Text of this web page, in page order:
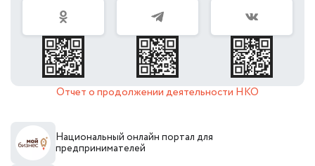
Отчет о продолжении деятельности НКО
Национальный онлайн портал для
предпринимателей